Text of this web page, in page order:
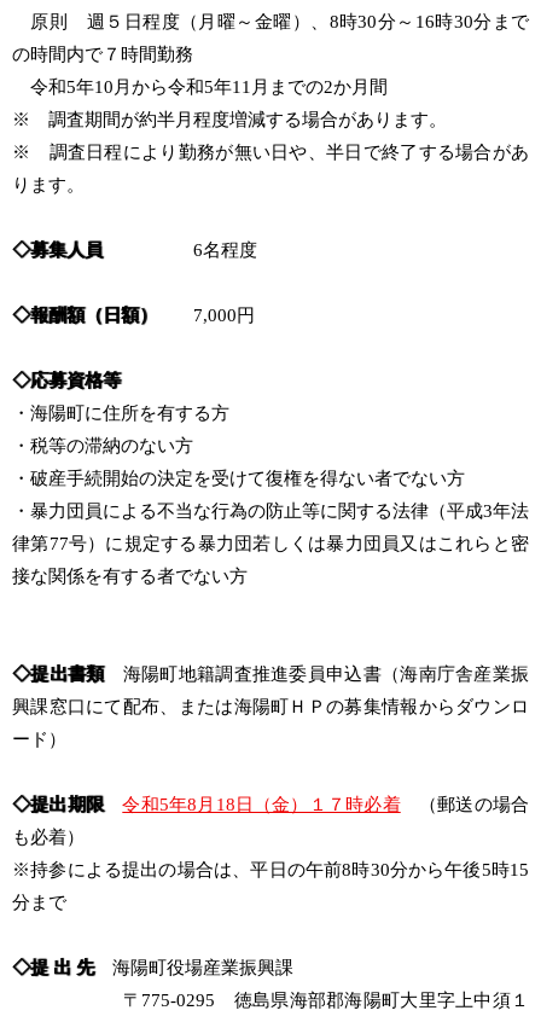
原則 週５日程度（月曜～金曜）、8時30分～16時30分まで
の時間内で７時間勤務
令和5年10月から令和5年11月までの2か月間
※ 調査期間が約半月程度増減する場合があります。
※ 調査日程により勤務が無い日や、半日で終了する場合があ
ります。
◇募集人員 6名程度
◇報酬額（日額） 7,000円
◇応募資格等
・海陽町に住所を有する方
・税等の滞納のない方
・破産手続開始の決定を受けて復権を得ない者でない方
・暴力団員による不当な行為の防止等に関する法律（平成3年法
律第77号）に規定する暴力団若しくは暴力団員又はこれらと密
接な関係を有する者でない方
◇提出書類海陽町地籍調査推進委員申込書（海南庁舎産業振
興課窓口にて配布、または海陽町ＨＰの募集情報からダウンロ
ード）
◇提出期限 令和5年8月18日（金）１７時必着
（郵送の場合
も必着）
※持参による提出の場合は、平日の午前8時30分から午後5時15
分まで
◇提 出 先海陽町役場産業振興課
〒775-0295 徳島県海部郡海陽町大里字上中須１